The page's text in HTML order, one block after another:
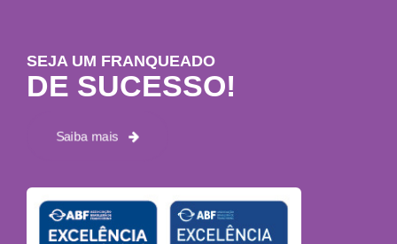
SEJA UM FRANQUEADO
DE SUCESSO!
Saiba mais